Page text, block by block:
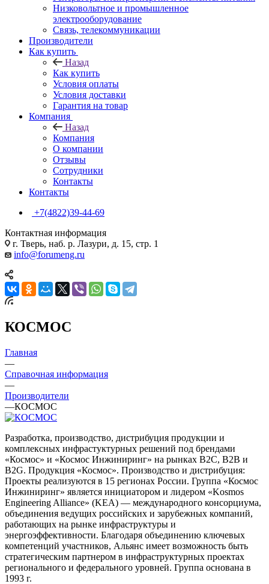
Низковольтное и промышленное
электрооборудование
Связь, телекоммуникации
Производители
Как купить
Назад
Как купить
Условия оплаты
Условия доставки
Гарантия на товар
Компания
Назад
Компания
О компании
Отзывы
Сотрудники
Контакты
Контакты
+7(4822)39-44-69
Контактная информация
г. Тверь, наб. р. Лазури, д. 15, стр. 1
info@forumeng.ru
КОСМОС
Главная
—
Справочная информация
—
Производители
—КОСМОС
Разработка, производство, дистрибуция продукции и
комплексных инфрастуктурных решений под брендами
«Космос» и «Космос Инжиниринг» на рынках B2C, B2B и
B2G. Продукция «Космос». Производство и дистрибуция:
Проекты реализуются в 15 регионах России. Группа «Космос
Инжиниринг» является инициатором и лидером «Kosmos
Engineering Alliance» (KEA) — международного консорциума,
объединения ведущих российских и зарубежных компаний,
работающих на рынке инфраструктуры и
энергоэффективности. Благодаря объединению ключевых
компетенций участников, Альянс имеет возможность быть
стратегическим партнером в инфраструктурных проектах
регионального и федерального уровней. Группа основана в
1993 г.